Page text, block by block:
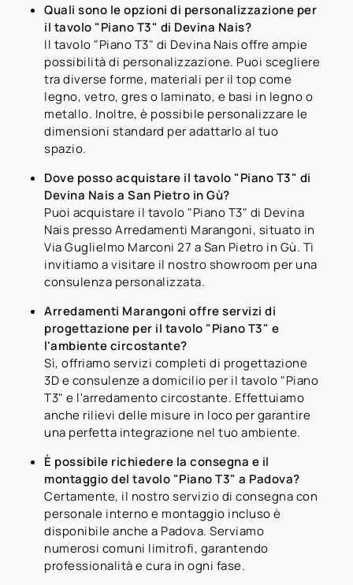
Quali sono le opzioni di personalizzazione per
il tavolo "Piano T3" di Devina Nais?
Il tavolo "Piano T3" di Devina Nais offre ampie
possibilità di personalizzazione. Puoi scegliere
tra diverse forme, materiali per il top come
legno, vetro, gres o laminato, e basi in legno o
metallo. Inoltre, è possibile personalizzare le
dimensioni standard per adattarlo al tuo
spazio.
Dove posso acquistare il tavolo "Piano T3" di
Devina Nais a San Pietro in Gù?
Puoi acquistare il tavolo "Piano T3" di Devina
Nais presso Arredamenti Marangoni, situato in
Via Guglielmo Marconi 27 a San Pietro in Gù. Ti
invitiamo a visitare il nostro showroom per una
consulenza personalizzata.
Arredamenti Marangoni offre servizi di
progettazione per il tavolo "Piano T3" e
l'ambiente circostante?
Sì, offriamo servizi completi di progettazione
3D e consulenze a domicilio per il tavolo "Piano
T3" e l'arredamento circostante. Effettuiamo
anche rilievi delle misure in loco per garantire
una perfetta integrazione nel tuo ambiente.
È possibile richiedere la consegna e il
montaggio del tavolo "Piano T3" a Padova?
Certamente, il nostro servizio di consegna con
personale interno e montaggio incluso è
disponibile anche a Padova. Serviamo
numerosi comuni limitrofi, garantendo
professionalità e cura in ogni fase.